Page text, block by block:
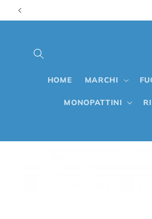
direttamente
ai contenuti
HOME MARCHI
MONOPATTINI